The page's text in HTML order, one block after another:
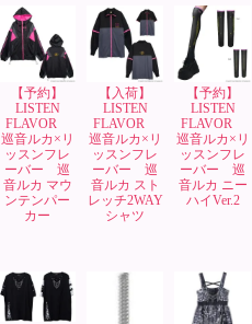
【予約】
LISTEN
FLAVOR
巡音ルカ×リ
ッスンフレ
ーバー 巡
音ルカ マウ
ンテンパー
カー
【入荷】
LISTEN
FLAVOR
巡音ルカ×リ
ッスンフレ
ーバー 巡
音ルカ スト
レッチ2WAY
シャツ
【予約】
LISTEN
FLAVOR
巡音ルカ×リ
ッスンフレ
ーバー 巡
音ルカ ニー
ハイVer.2